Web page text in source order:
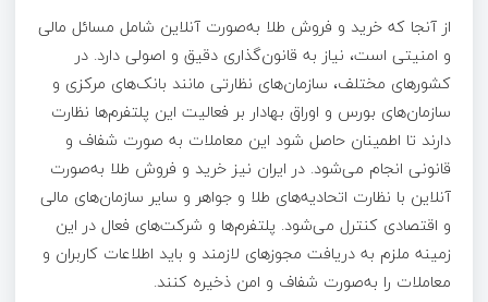
از آنجا که خرید و فروش طلا به‌صورت آنلاین شامل مسائل مالی
و امنیتی است، نیاز به قانون‌گذاری دقیق و اصولی دارد. در
کشورهای مختلف، سازمان‌های نظارتی مانند بانک‌های مرکزی و
سازمان‌های بورس و اوراق بهادار بر فعالیت این پلتفرم‌ها نظارت
دارند تا اطمینان حاصل شود این معاملات به صورت شفاف و
قانونی انجام می‌شود. در ایران نیز خرید و فروش طلا به‌صورت
آنلاین با نظارت اتحادیه‌های طلا و جواهر و سایر سازمان‌های مالی
و اقتصادی کنترل می‌شود. پلتفرم‌ها و شرکت‌های فعال در این
زمینه ملزم به دریافت مجوزهای لازمند و باید اطلاعات کاربران و
معاملات را به‌صورت شفاف و امن ذخیره کنند.